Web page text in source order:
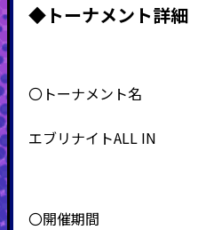
◆トーナメント詳細
〇トーナメント名
エブリナイトALL IN
〇開催期間